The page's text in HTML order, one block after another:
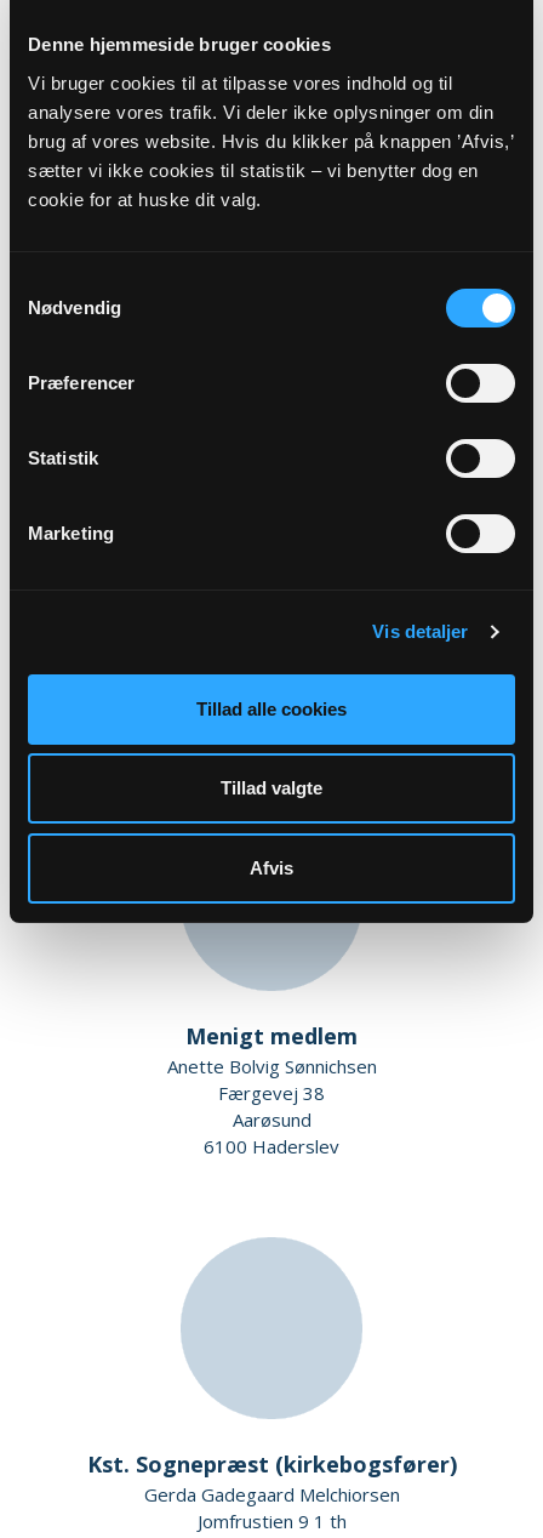
Denne hjemmeside bruger cookies
Vi bruger cookies til at tilpasse vores indhold og til
analysere vores trafik. Vi deler ikke oplysninger om din
brug af vores website. Hvis du klikker på knappen ’Afvis,’
sætter vi ikke cookies til statistik – vi benytter dog en
cookie for at huske dit valg.
Nødvendig
Præferencer
Statistik
Marketing
Vis detaljer
Tillad alle cookies
Tillad valgte
Afvis
Sekretær, Medlem af valgbestyrelsen
Bodil Christensen Haller
Øsby
6100 Haderslev
Tlf: 61714034
Menigt medlem
Anette Bolvig Sønnichsen
Færgevej 38
Aarøsund
6100 Haderslev
Kst. Sognepræst (kirkebogsfører)
Gerda Gadegaard Melchiorsen
Jomfrustien 9 1 th